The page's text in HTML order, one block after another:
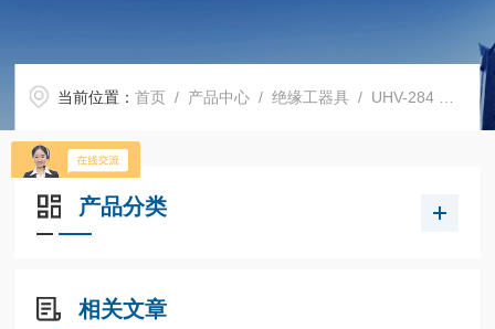
当前位置：首页 / 产品中心 /绝缘工器具 / UHV-284 安全带静负荷拉力
产品分类
相关文章